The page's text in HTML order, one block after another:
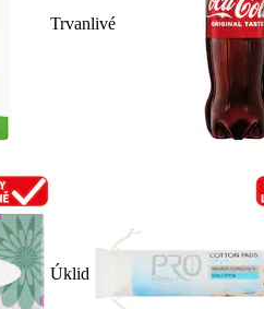
Trvanlivé
Úklid